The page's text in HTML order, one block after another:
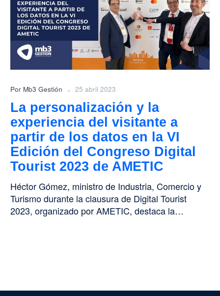
experiencia
del
visitante
partir
de
los
en
la
VI
Edición
del
Congreso
Digital
Tourist
2023
Por Mb3 Gestión - 25 abril 2023
La personalización y la
experiencia del visitante a
partir de los datos en la VI
Edición del Congreso Digital
Tourist 2023 de AMETIC
Héctor Gómez, ministro de Industria, Comercio y
Turismo durante la clausura de Digital Tourist
2023, organizado por AMETIC, destaca la…